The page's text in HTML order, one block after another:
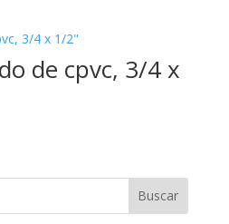
de cpvc, 3/4 x